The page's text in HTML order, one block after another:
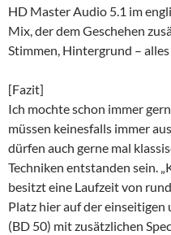
HD Master Audio 5.1 im
Mix, der dem Geschehen
Stimmen, Hintergrund – alles
[Fazit]
Ich mochte schon immer
müssen keinesfalls immer
dürfen auch gerne mal
Techniken entstanden sein.
besitzt eine Laufzeit von
Platz hier auf der
(BD 50) mit zusätzlichen